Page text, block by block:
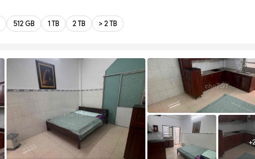
512 GB 1 TB 2 TB > 2 TB
+